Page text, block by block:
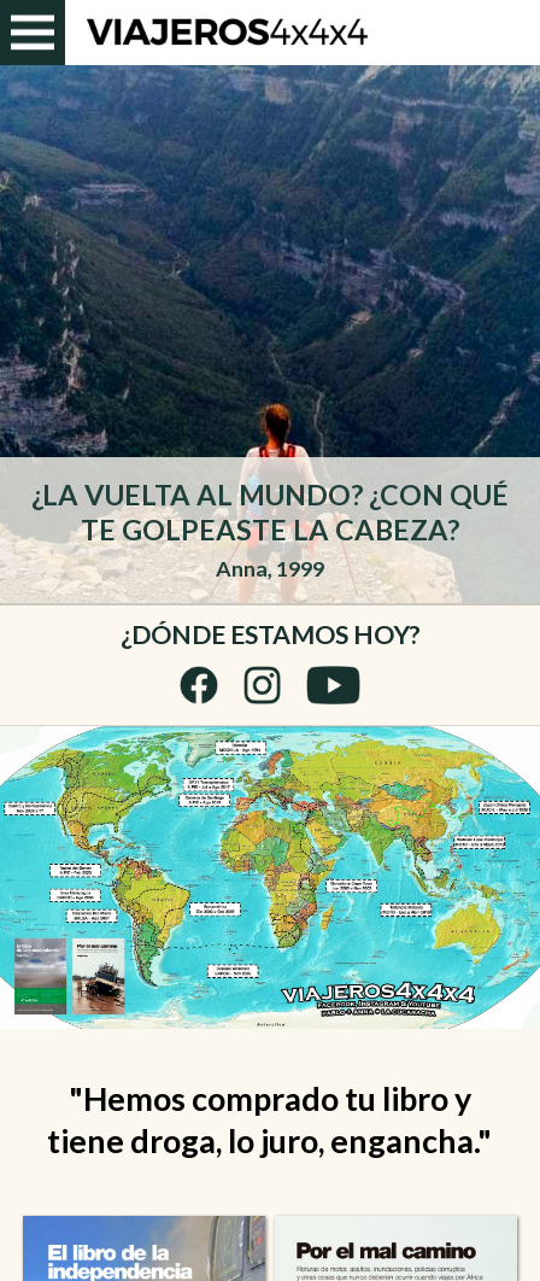
¿LA VUELTA AL MUNDO? ¿CON QUÉ
TE GOLPEASTE LA CABEZA?
Anna, 1999
¿DÓNDE ESTAMOS HOY?
"Hemos comprado tu libro y
tiene droga, lo juro, engancha."